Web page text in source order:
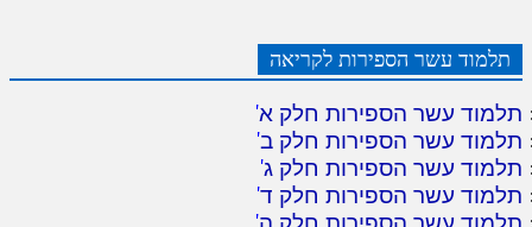
תלמוד עשר הספירות לקריאה
תלמוד עשר הספירות חלק א'
תלמוד עשר הספירות חלק ב'
תלמוד עשר הספירות חלק ג'
תלמוד עשר הספירות חלק ד'